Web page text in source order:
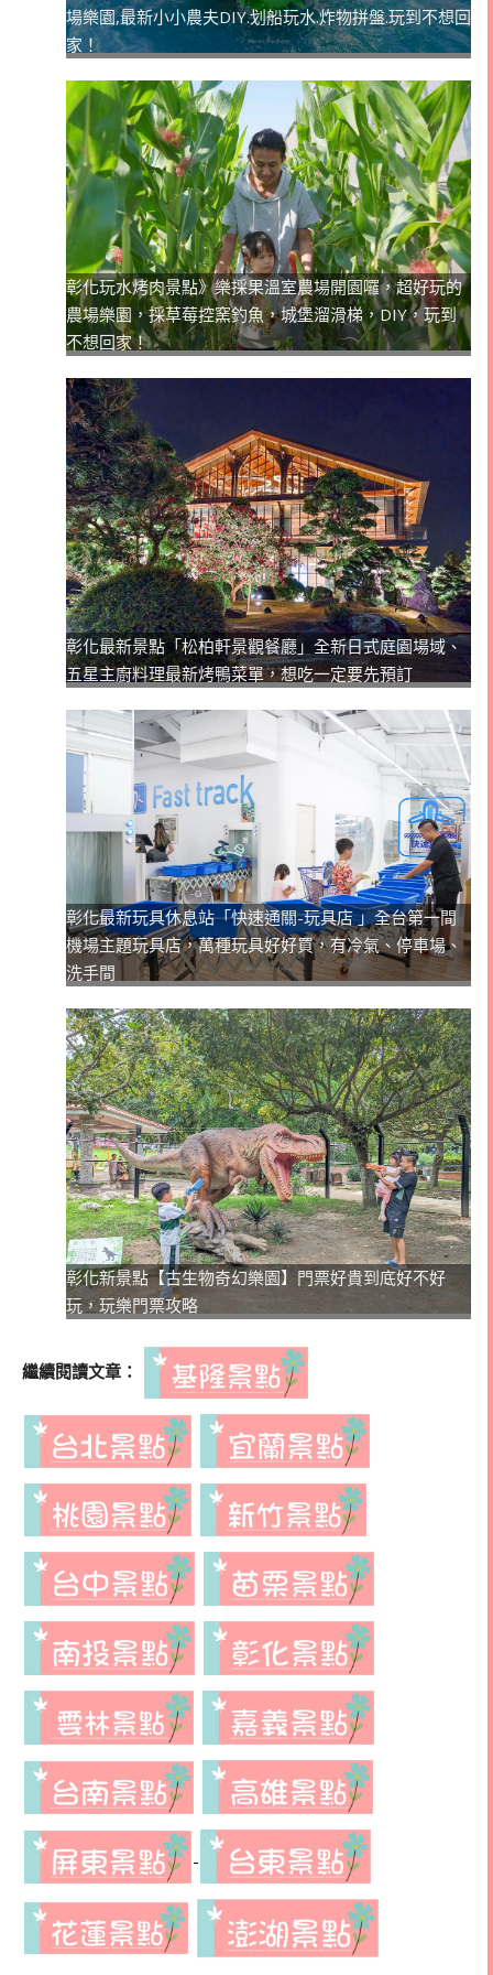
場樂園,最新小小農夫DIY.划船玩水.炸物拼盤.玩到不想回
家！
彰化玩水烤肉景點》樂採果溫室農場開園囉，超好玩的
農場樂園，採草莓控窯釣魚，城堡溜滑梯，DIY，玩到
不想回家！
彰化最新景點「松柏軒景觀餐廳」全新日式庭園場域、
五星主廚料理最新烤鴨菜單，想吃一定要先預訂
彰化最新玩具休息站「快速通關-玩具店 」全台第一間
機場主題玩具店，萬種玩具好好買，有冷氣、停車場、
洗手間
彰化新景點【古生物奇幻樂園】門票好貴到底好不好
玩，玩樂門票攻略
繼續閱讀文章：